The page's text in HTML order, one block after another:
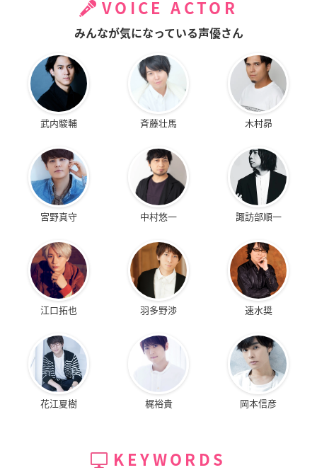
VOICE ACTOR
みんなが気になっている声優さん
武内駿輔 斉藤壮馬 木村昴
宮野真守 中村悠一 諏訪部順一
江口拓也 羽多野渉 速水奨
花江夏樹 梶裕貴 岡本信彦
KEYWORDS